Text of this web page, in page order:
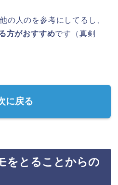
の人のを参考にしてるし、
方がおすすめです（真剣
に戻る
をとることからの